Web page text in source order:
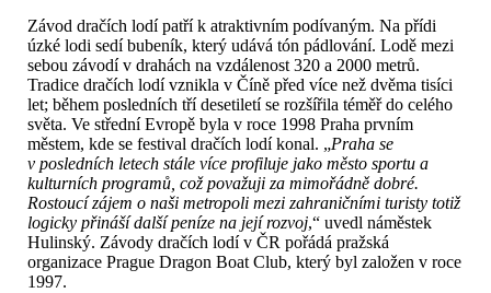
Závod dračích lodí patří k atraktivním podívaným. Na přídi
úzké lodi sedí bubeník, který udává tón pádlování. Lodě mezi
sebou závodí v drahách na vzdálenost 320 a 2000 metrů.
Tradice dračích lodí vznikla v Číně před více než dvěma tisíci
let; během posledních tří desetiletí se rozšířila téměř do celého
světa. Ve střední Evropě byla v roce 1998 Praha prvním
městem, kde se festival dračích lodí konal. „Praha se
v posledních letech stále více profiluje jako město sportu a
kulturních programů, což považuji za mimořádně dobré.
Rostoucí zájem o naši metropoli mezi zahraničními turisty totiž
logicky přináší další peníze na její rozvoj,“ uvedl náměstek
Hulinský. Závody dračích lodí v ČR pořádá pražská
organizace Prague Dragon Boat Club, který byl založen v roce
1997.